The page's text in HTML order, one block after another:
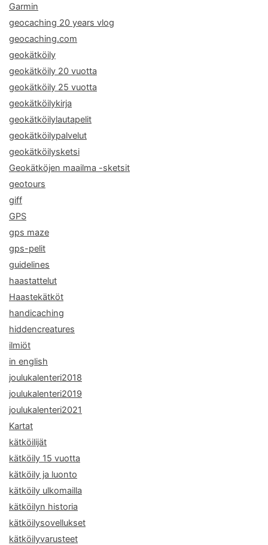
Garmin
geocaching 20 years vlog
geocaching.com
geokätköily
geokätköily 20 vuotta
geokätköily 25 vuotta
geokätköilykirja
geokätköilylautapelit
geokätköilypalvelut
geokätköilysketsi
Geokätköjen maailma -sketsit
geotours
giff
GPS
gps maze
gps-pelit
guidelines
haastattelut
Haastekätköt
handicaching
hiddencreatures
ilmiöt
in english
joulukalenteri2018
joulukalenteri2019
joulukalenteri2021
Kartat
kätköilijät
kätköily 15 vuotta
kätköily ja luonto
kätköily ulkomailla
kätköilyn historia
kätköilysovellukset
kätköilyvarusteet